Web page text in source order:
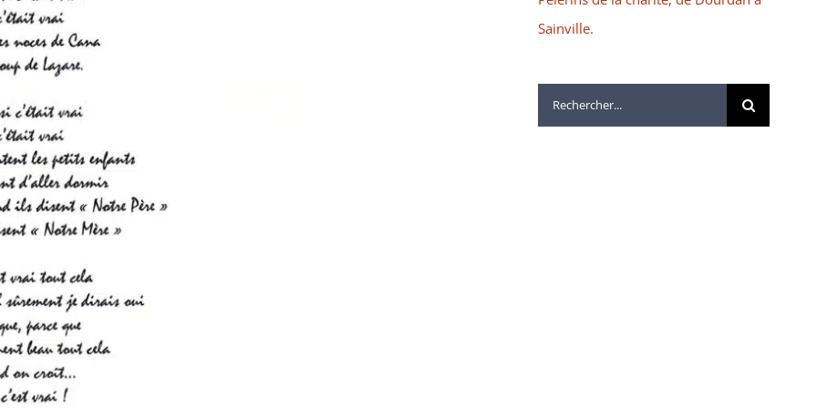
Sainville.
Rechercher: